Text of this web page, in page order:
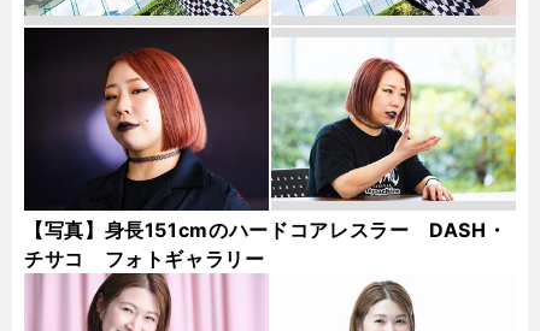
【写真】身長151cmのハードコアレスラー DASH・
チサコ フォトギャラリー